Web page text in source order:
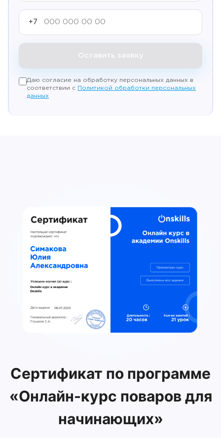
+7
Оставить заявку
Даю согласие на обработку персональных данных в
соответствии с Политикой обработки персональных
данных
Сертификат по программе
«Онлайн-курс поваров для
начинающих»